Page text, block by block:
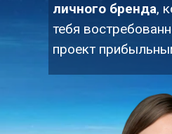
личного бренда,
тебя
проект